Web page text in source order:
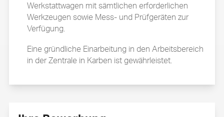
Werkstattwagen mit sämtlichen erforderlichen
Werkzeugen sowie Mess- und Prüfgeräten zur
Verfügung.
Eine gründliche Einarbeitung in den Arbeitsbereich
in der Zentrale in Karben ist gewährleistet.